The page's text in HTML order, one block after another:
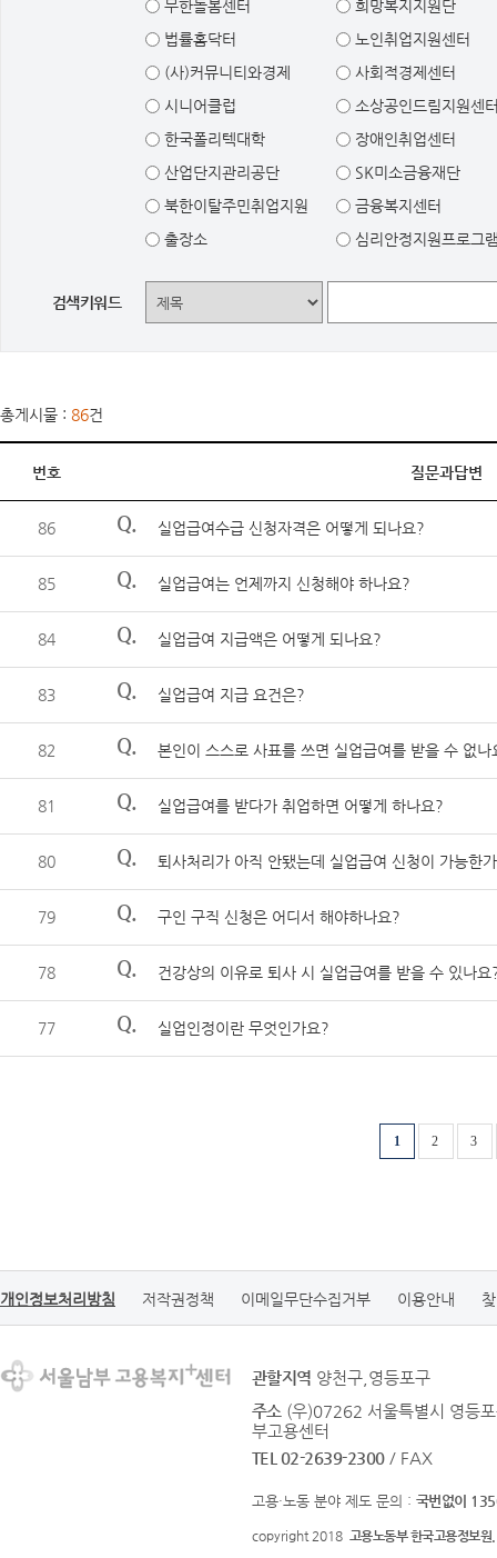
무한돌봄센터
희망복지지원단
법률홈닥터
노인취업지원센터
(사)커뮤니티와경제
사회적경제센터
시니어클럽
소상공인드림지원센
한국폴리텍대학
장애인취업센터
산업단지관리공단
SK미소금융재단
북한이탈주민취업지원
금융복지센터
출장소
심리안정지원프로그
검색키워드
총게시물 : 86건
번호 질문과답변
86 Q. 실업급여수급 신청자격은 어떻게 되나요?
85 Q. 실업급여는 언제까지 신청해야 하나요?
84 Q. 실업급여 지급액은 어떻게 되나요?
83 Q. 실업급여 지급 요건은?
82 Q. 본인이 스스로 사표를 쓰면 실업급여를 받을 수 없나
81 Q. 실업급여를 받다가 취업하면 어떻게 하나요?
80 Q. 퇴사처리가 아직 안됐는데 실업급여 신청이 가능한
79 Q. 구인 구직 신청은 어디서 해야하나요?
78 Q. 건강상의 이유로 퇴사 시 실업급여를 받을 수 있나요
77 Q. 실업인정이란 무엇인가요?
1 2 3
개인정보처리방침 저작권정책 이메일무단수집거부 이용안내
관할지역 양천구,영등포구
주소 (우)07262 서울특별시 영등
부고용센터
TEL 02-2639-2300 / FAX
고용·노동 분야 제도 문의 : 국번없이
copyright 2018 고용노동부 한국고용정보원.